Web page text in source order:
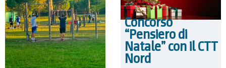
Concorso
“Pensiero di
Natale” con il CTT
Nord